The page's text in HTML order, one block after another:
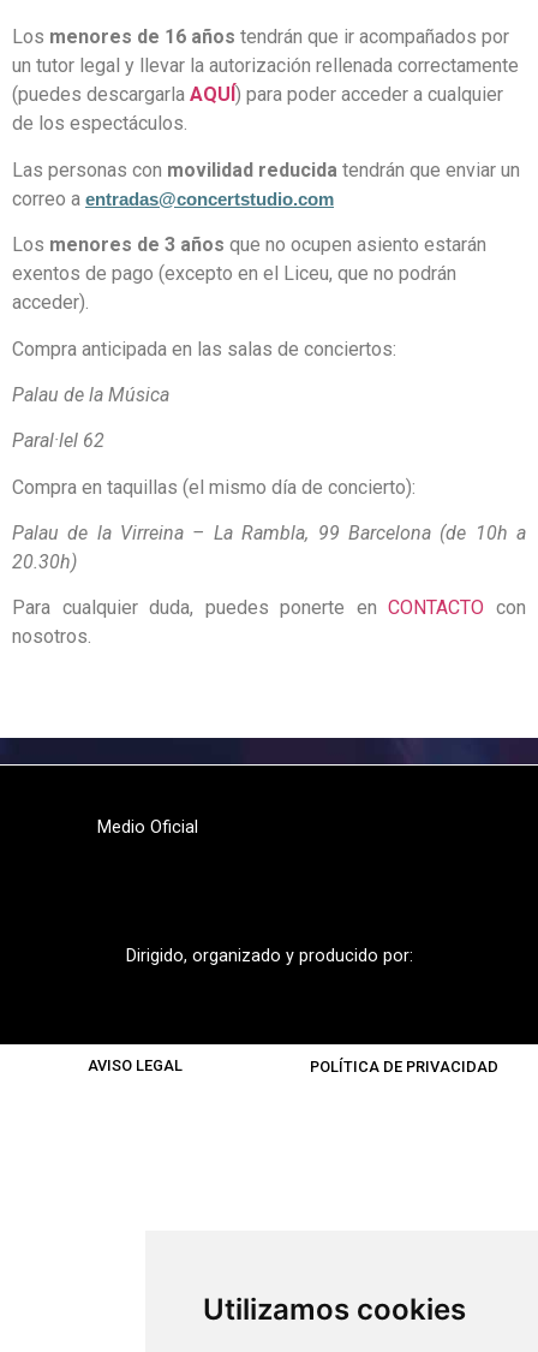
Utilizamos cookies
Los menores de 16 años tendrán que ir acompañados por
un tutor legal y llevar la autorización rellenada correctamente
(puedes descargarla AQUÍ ) para poder acceder a cualquier
de los espectáculos.
Las personas con movilidad reducida tendrán que enviar un
correo a entradas@concertstudio.com
Los menores de 3 años que no ocupen asiento estarán
exentos de pago (excepto en el Liceu, que no podrán
acceder).
Compra anticipada en las salas de conciertos:
Palau de la Música
Paral·lel 62
Compra en taquillas (el mismo día de concierto):
Palau de la Virreina – La Rambla, 99 Barcelona (de 10h a
20.30h)
Para cualquier duda, puedes ponerte enCONTACTO con
nosotros.
Medio Oficial
Dirigido, organizado y producido por:
AVISO LEGAL POLÍTICA DE PRIVACIDAD